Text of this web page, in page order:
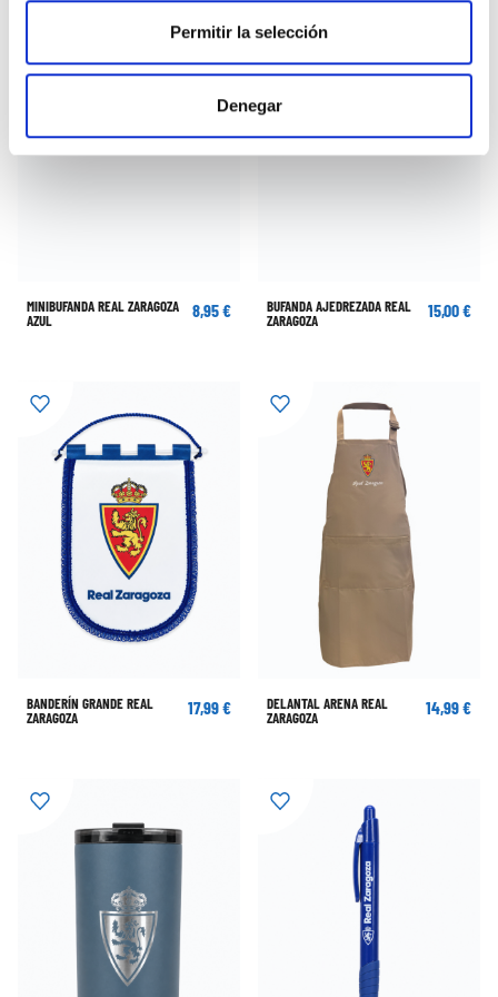
Permitir la selección
Denegar
MINIBUFANDA REAL ZARAGOZA
AZUL
8,95 €
BUFANDA AJEDREZADA REAL
ZARAGOZA
15,00 €
BANDERÍN GRANDE REAL
ZARAGOZA
17,99 €
DELANTAL ARENA REAL
ZARAGOZA
14,99 €